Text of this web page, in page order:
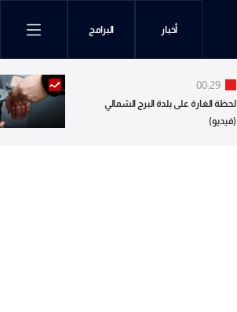
أخبار البرامج
00:29
لحظة الغارة على بلدة البرج الشمالي
(فيديو)